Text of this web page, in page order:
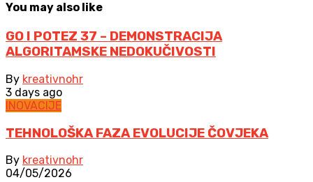
You may also like
GO I POTEZ 37 – DEMONSTRACIJA
ALGORITAMSKE NEDOKUČIVOSTI
By kreativnohr
3 days ago
INOVACIJE
TEHNOLOŠKA FAZA EVOLUCIJE ČOVJEKA
By kreativnohr
04/05/2026